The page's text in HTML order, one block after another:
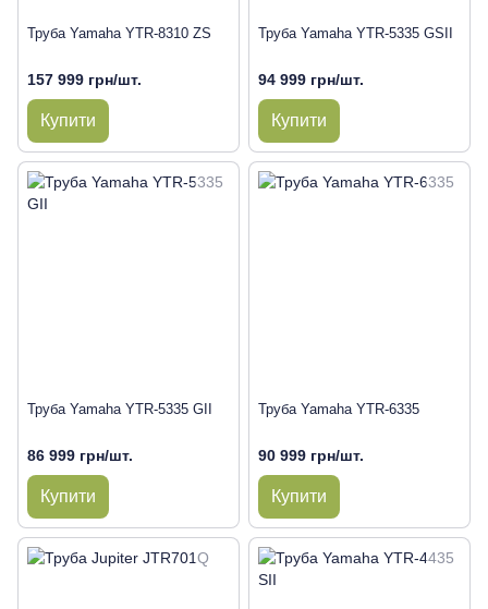
Труба Yamaha YTR-8310 ZS
157 999 грн/шт.
Купити
Труба Yamaha YTR-5335 GSII
94 999 грн/шт.
Купити
Труба Yamaha YTR-5335 GII
86 999 грн/шт.
Купити
Труба Yamaha YTR-6335
90 999 грн/шт.
Купити